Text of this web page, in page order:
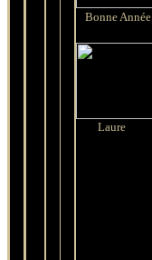
Bonne Année
Laure